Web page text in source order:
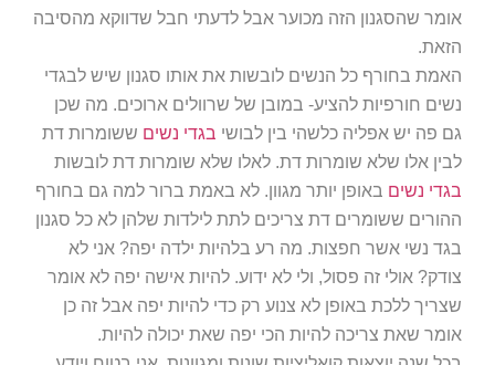
אומר שהסגנון הזה מכוער אבל לדעתי חבל שדווקא מהסיבה
הזאת.
האמת בחורף כל הנשים לובשות את אותו סגנון שיש לבגדי
נשים חורפיות להציע- במובן של שרוולים ארוכים. מה שכן
גם פה יש אפליה כלשהי בין לבושי בגדי נשים ששומרות דת
לבין אלו שלא שומרות דת. לאלו שלא שומרות דת לובשות
בגדי נשים באופן יותר מגוון. לא באמת ברור למה גם בחורף
ההורים ששומרים דת צריכים לתת לילדות שלהן לא כל סגנון
בגד נשי אשר חפצות. מה רע בלהיות ילדה יפה? אני לא
צודק? אולי זה פסול, ולי לא ידוע. להיות אישה יפה לא אומר
שצריך ללכת באופן לא צנוע רק כדי להיות יפה אבל זה כן
אומר שאת צריכה להיות הכי יפה שאת יכולה להיות.